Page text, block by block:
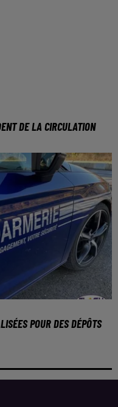
DE LA CIRCULATION
POUR DES DÉPÔTS